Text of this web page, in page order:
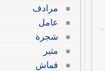
مرادف
عامل
شجرة
مثير
قماش